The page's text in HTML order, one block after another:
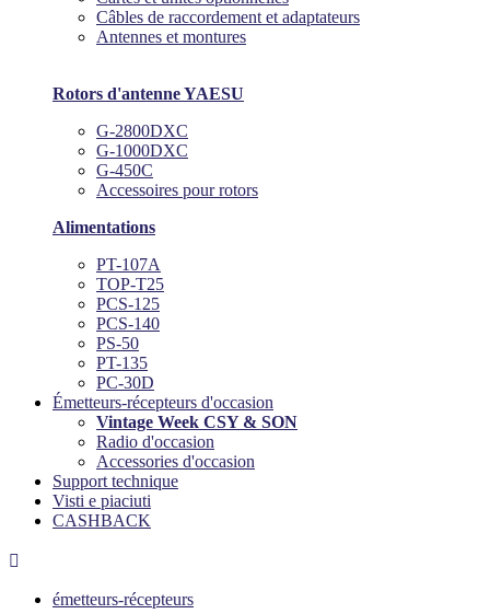
Câbles de raccordement et adaptateurs
Antennes et montures
Rotors d'antenne YAESU
G-2800DXC
G-1000DXC
G-450C
Accessoires pour rotors
Alimentations
PT-107A
TOP-T25
PCS-125
PCS-140
PS-50
PT-135
PC-30D
Émetteurs-récepteurs d'occasion
Vintage Week CSY & SON
Radio d'occasion
Accessories d'occasion
Support technique
Visti e piaciuti
CASHBACK

émetteurs-récepteurs